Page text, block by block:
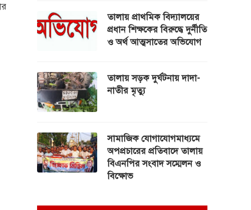
তালায় প্রাথমিক বিদ্যালয়ের
প্রধান শিক্ষকের বিরুদ্ধে দুর্নীতি
ও অর্থ আত্মসাতের অভিযোগ
তালায় সড়ক দুর্ঘটনায় দাদা-
নাতীর মৃত্যু
সামাজিক যোগাযোগমাধ্যমে
অপপ্রচারের প্রতিবাদে তালায়
বিএনপির সংবাদ সম্মেলন ও
বিক্ষোভ